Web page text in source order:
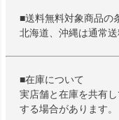
■送料無料対象商品の
北海道、沖縄は通常送
■在庫について
実店舗と在庫を共有
する場合があります。